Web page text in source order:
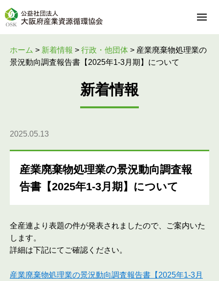
ホーム > 新着情報 > 行政・他団体 > 産業廃棄物処理業の
景況動向調査報告書【2025年1-3月期】について
新着情報
2025.05.13
産業廃棄物処理業の景況動向調査報
告書【2025年1-3月期】について
全産連より表題の件が発表されましたので、ご案内いた
します。
詳細は下記にてご確認ください。
産業廃棄物処理業の景況動向調査報告書【2025年1-3月